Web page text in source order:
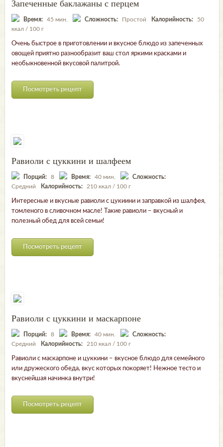
Запеченные баклажаны с перцем
Время: 45 мин. Сложность: Простой Калорийность:
50
ккал / 100 г
Очень быстрое в приготовлении и вкусное блюдо из запеченных
овощей приятно разнообразит ваш стол яркими красками и
необыкновенной вкусовой палитрой.
Посмотреть рецепт
Равиоли с цуккини и шалфеем
Порций: 8 Время: 40 мин.
Сложность:
Средний
Калорийность: 210 ккал / 100 г
Интересные и вкусные равиоли с цукиини и заправкой из шалфея,
томленого в сливочном масле! Такие равиоли – вкусный и
полезный обед для всей семьи!
Посмотреть рецепт
Равиоли с цуккини и маскарпоне
Порций: 8 Время: 40 мин.
Сложность:
Средний
Калорийность: 210 ккал / 100 г
Равиоли с маскарпоне и цуккини – вкусное блюдо для семейного
или дружеского обеда, вкус которых покоряет! Нежное тесто и
вкуснейшая начинка внутри!
Посмотреть рецепт